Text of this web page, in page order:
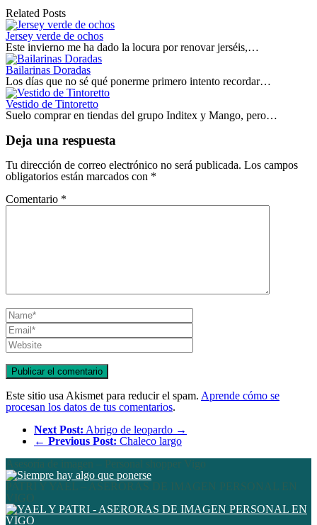
Related Posts
Jersey verde de ochos
Este invierno me ha dado la locura por renovar jerséis,…
Bailarinas Doradas
Los días que no sé qué ponerme primero intento recordar…
Vestido de Tintoretto
Suelo comprar en tiendas del grupo Inditex y Mango, pero…
Deja una respuesta
Tu dirección de correo electrónico no será publicada. Los campos
obligatorios están marcados con *
Comentario *
Este sitio usa Akismet para reducir el spam. Aprende cómo se
procesan los datos de tus comentarios.
Next Post: Abrigo de leopardo →
← Previous Post: Chaleco largo
Asesoría de imagen – Personal shopper Vigo
PATRI Y YAEL – ASERORAS DE IMAGEN PERSONAL EN
VIGO